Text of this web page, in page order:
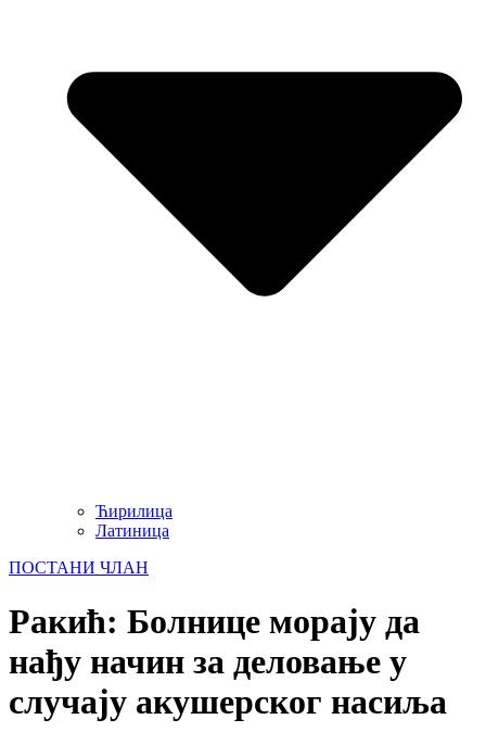
Ћирилица
Латиница
ПОСТАНИ ЧЛАН
Ракић: Болнице морају да
нађу начин за деловање у
случају акушерског насиља